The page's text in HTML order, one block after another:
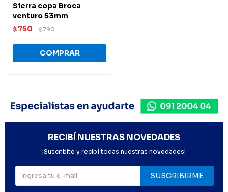
Sierra copa Broca
venturo 53mm
$ 750 $790
RECIBÍ NUESTRAS NOVEDADES
¡Suscribite y recibí todas nuestras novedades!
SUSCRIBIRME